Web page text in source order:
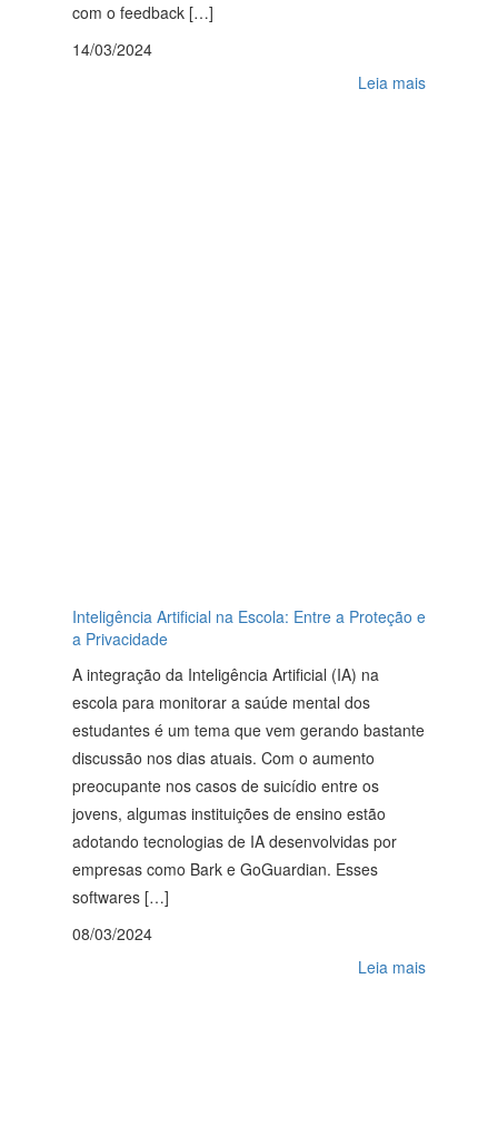
com o feedback […]
14/03/2024
Leia mais
Inteligência Artificial na Escola: Entre a Proteção e
a Privacidade
A integração da Inteligência Artificial (IA) na
escola para monitorar a saúde mental dos
estudantes é um tema que vem gerando bastante
discussão nos dias atuais. Com o aumento
preocupante nos casos de suicídio entre os
jovens, algumas instituições de ensino estão
adotando tecnologias de IA desenvolvidas por
empresas como Bark e GoGuardian. Esses
softwares […]
08/03/2024
Leia mais